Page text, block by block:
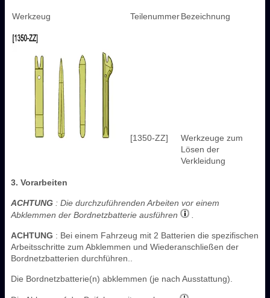
Werkzeug TeilenummerBezeichnung
[1350-ZZ]
Werkzeuge zum
Lösen der
Verkleidung
3. Vorarbeiten
ACHTUNG : Die durchzuführenden Arbeiten vor einem
Abklemmen der Bordnetzbatterie ausführen
ACHTUNG : Bei einem Fahrzeug mit 2 Batterien die spezifischen
Arbeitsschritte zum Abklemmen und Wiederanschließen der
Bordnetzbatterien durchführen..
Die Bordnetzbatterie(n) abklemmen (je nach Ausstattung).